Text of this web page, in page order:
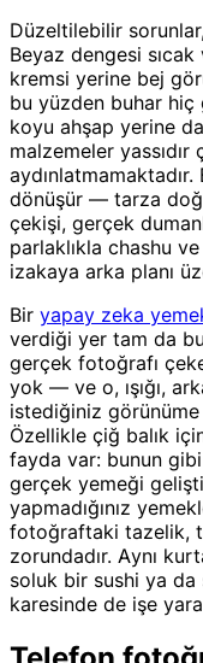
Düzeltilebilir
Beyaz dengesi
kremsi yerine bej
bu yüzden buhar
koyu ahşap yerine
malzemeler
dönüşür — tarza
çekişi, gerçek
parlaklıkla chashu
izakaya arka planı
Bir yapay zeka
verdiği yer tam da
gerçek fotoğrafı
yok — ve o, ışığı,
istediğiniz
Özellikle çiğ balık
fayda var: bunun
gerçek yemeği
yapmadığınız
fotoğraftaki tazelik,
zorundadır. Aynı
soluk bir sushi ya da
karesinde de işe